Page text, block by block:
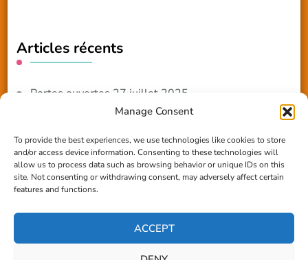
Manage Consent
To provide the best experiences, we use technologies like cookies to store
and/or access device information. Consenting to these technologies will
allow us to process data such as browsing behavior or unique IDs on this
site. Not consenting or withdrawing consent, may adversely affect certain
features and functions.
ACCEPT
Articles récents
Portes ouvertes 27 juillet 2025
Reportage TV Com
Construction en terre-paille
Chantier Participatif Terre Paille 6/7/24